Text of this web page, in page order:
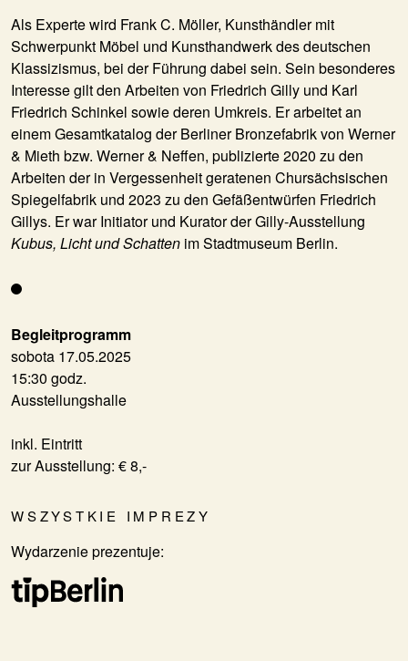
Begleitprogramm
sobota 17.05.2025
15:30 godz.
Ausstellungshalle
inkl. Eintritt
zur Ausstellung: € 8,-
WSZYSTKIE IMPREZY
Wydarzenie prezentuje:
Als Experte wird Frank C. Möller, Kunsthändler mit
Schwerpunkt Möbel und Kunsthandwerk des deutschen
Klassizismus, bei der Führung dabei sein. Sein besonderes
Interesse gilt den Arbeiten von Friedrich Gilly und Karl
Friedrich Schinkel sowie deren Umkreis. Er arbeitet an
einem Gesamtkatalog der Berliner Bronzefabrik von Werner
& Mieth bzw. Werner & Neffen, publizierte 2020 zu den
Arbeiten der in Vergessenheit geratenen Chursächsischen
Spiegelfabrik und 2023 zu den Gefäßentwürfen Friedrich
Gillys. Er war Initiator und Kurator der Gilly-Ausstellung
Kubus, Licht und Schatten im Stadtmuseum Berlin.